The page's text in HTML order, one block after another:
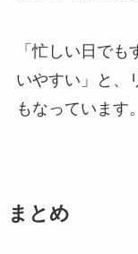
「忙しい日で
いやすい」と、
もなっています。
まとめ